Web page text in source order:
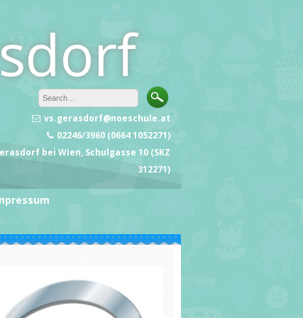
vs.gerasdorf@noeschule.at
02246/3960 (0664 1052271)
bei Wien, Schulgasse 10 (SKZ
312271)